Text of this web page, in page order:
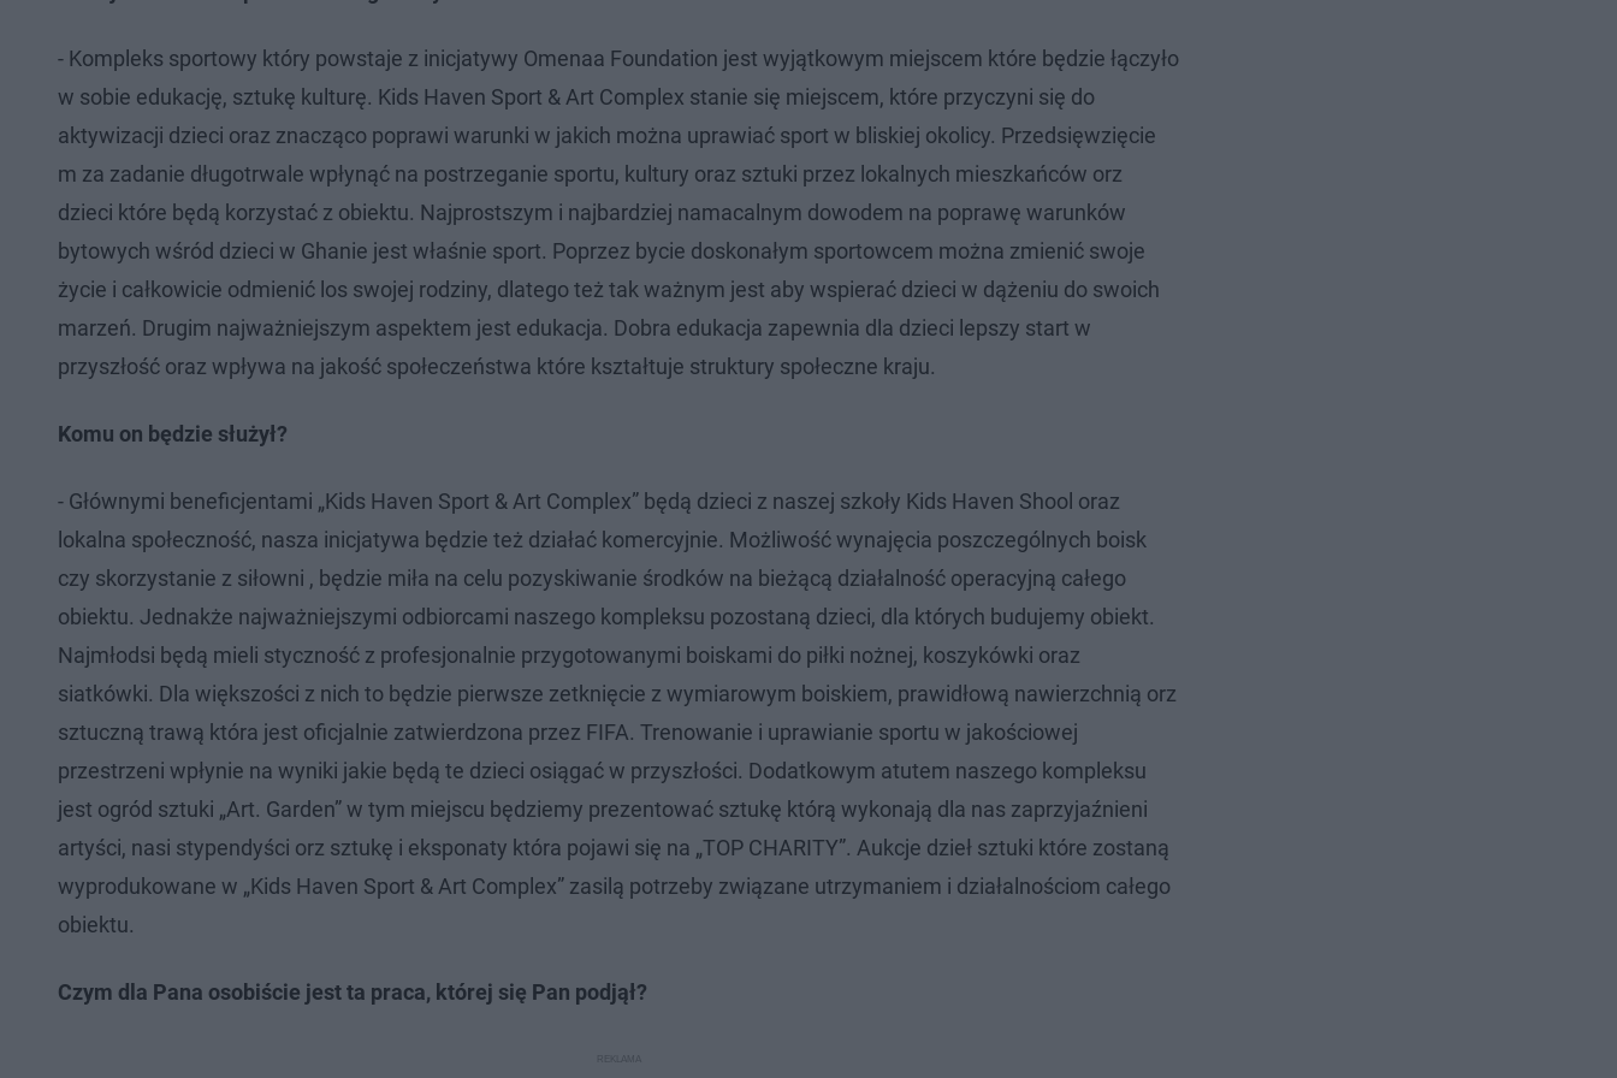
- Kompleks sportowy który powstaje z inicjatywy Omenaa Foundation jest wyjątkowym miejscem które będzie łączyło
w sobie edukację, sztukę kulturę. Kids Haven Sport & Art Complex stanie się miejscem, które przyczyni się do
aktywizacji dzieci oraz znacząco poprawi warunki w jakich można uprawiać sport w bliskiej okolicy. Przedsięwzięcie
m za zadanie długotrwale wpłynąć na postrzeganie sportu, kultury oraz sztuki przez lokalnych mieszkańców orz
dzieci które będą korzystać z obiektu. Najprostszym i najbardziej namacalnym dowodem na poprawę warunków
bytowych wśród dzieci w Ghanie jest właśnie sport. Poprzez bycie doskonałym sportowcem można zmienić swoje
życie i całkowicie odmienić los swojej rodziny, dlatego też tak ważnym jest aby wspierać dzieci w dążeniu do swoich
marzeń. Drugim najważniejszym aspektem jest edukacja. Dobra edukacja zapewnia dla dzieci lepszy start w
przyszłość oraz wpływa na jakość społeczeństwa które kształtuje struktury społeczne kraju.
Komu on będzie służył?
- Głównymi beneficjentami „Kids Haven Sport & Art Complex” będą dzieci z naszej szkoły Kids Haven Shool oraz
lokalna społeczność, nasza inicjatywa będzie też działać komercyjnie. Możliwość wynajęcia poszczególnych boisk
czy skorzystanie z siłowni , będzie miła na celu pozyskiwanie środków na bieżącą działalność operacyjną całego
obiektu. Jednakże najważniejszymi odbiorcami naszego kompleksu pozostaną dzieci, dla których budujemy obiekt.
Najmłodsi będą mieli styczność z profesjonalnie przygotowanymi boiskami do piłki nożnej, koszykówki oraz
siatkówki. Dla większości z nich to będzie pierwsze zetknięcie z wymiarowym boiskiem, prawidłową nawierzchnią orz
sztuczną trawą która jest oficjalnie zatwierdzona przez FIFA. Trenowanie i uprawianie sportu w jakościowej
przestrzeni wpłynie na wyniki jakie będą te dzieci osiągać w przyszłości. Dodatkowym atutem naszego kompleksu
jest ogród sztuki „Art. Garden” w tym miejscu będziemy prezentować sztukę którą wykonają dla nas zaprzyjaźnieni
artyści, nasi stypendyści orz sztukę i eksponaty która pojawi się na „TOP CHARITY”. Aukcje dzieł sztuki które zostaną
wyprodukowane w „Kids Haven Sport & Art Complex” zasilą potrzeby związane utrzymaniem i działalnościom całego
obiektu.
Czym dla Pana osobiście jest ta praca, której się Pan podjął?